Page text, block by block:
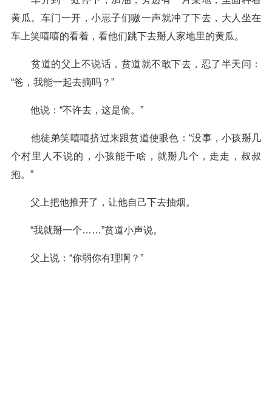
黄瓜。车门一开，小崽子们嗷一声就冲了下去，大人坐在
车上笑嘻嘻的看着，看他们跳下去掰人家地里的黄瓜。
贫道的父上不说话，贫道就不敢下去，忍了半天问：
“爸，我能一起去摘吗？”
他说：“不许去，这是偷。”
他徒弟笑嘻嘻挤过来跟贫道使眼色：“没事，小孩掰几
个村里人不说的，小孩能干啥，就掰几个，走走，叔叔
抱。”
父上把他推开了，让他自己下去抽烟。
“我就掰一个……”贫道小声说。
父上说：“你弱你有理啊？”